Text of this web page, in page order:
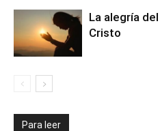
La alegría
Cristo
Para leer